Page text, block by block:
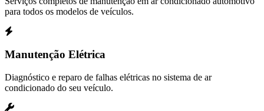
para todos os modelos de veículos.
Manutenção Elétrica
Diagnóstico e reparo de falhas elétricas no sistema de ar
condicionado do seu veículo.